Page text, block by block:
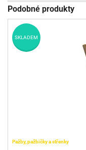
Podobné produkty
Pažby, pažbičky a střenky
SKLADEM